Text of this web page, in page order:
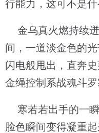
行能力，这可不是什
金乌真火燃持续
间，一道淡金色的
闪电般甩出，直奔
金绳控制系战魂斗罗
寒若若出手的一
脸色瞬间变得凝重